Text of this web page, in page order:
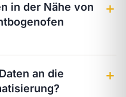
in der Nähe von
＋
an die
＋